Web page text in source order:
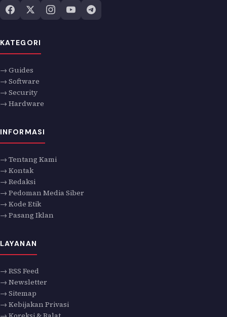
KATEGORI
→ Guides
→ Software
→ Security
→ Hardware
INFORMASI
→ Tentang Kami
→ Kontak
→ Redaksi
→ Pedoman Media Siber
→ Kode Etik
→ Pasang Iklan
LAYANAN
→ RSS Feed
→ Newsletter
→ Sitemap
→ Kebijakan Privasi